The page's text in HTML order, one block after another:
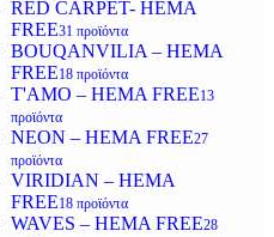
RED CARPET- HEMA
FREE31 προϊόντα
BOUQANVILIA – HEMA
FREE18 προϊόντα
T'AMO – HEMA FREE13
προϊόντα
NEON – HEMA FREE27
προϊόντα
VIRIDIAN – HEMA
FREE18 προϊόντα
WAVES – HEMA FREE28